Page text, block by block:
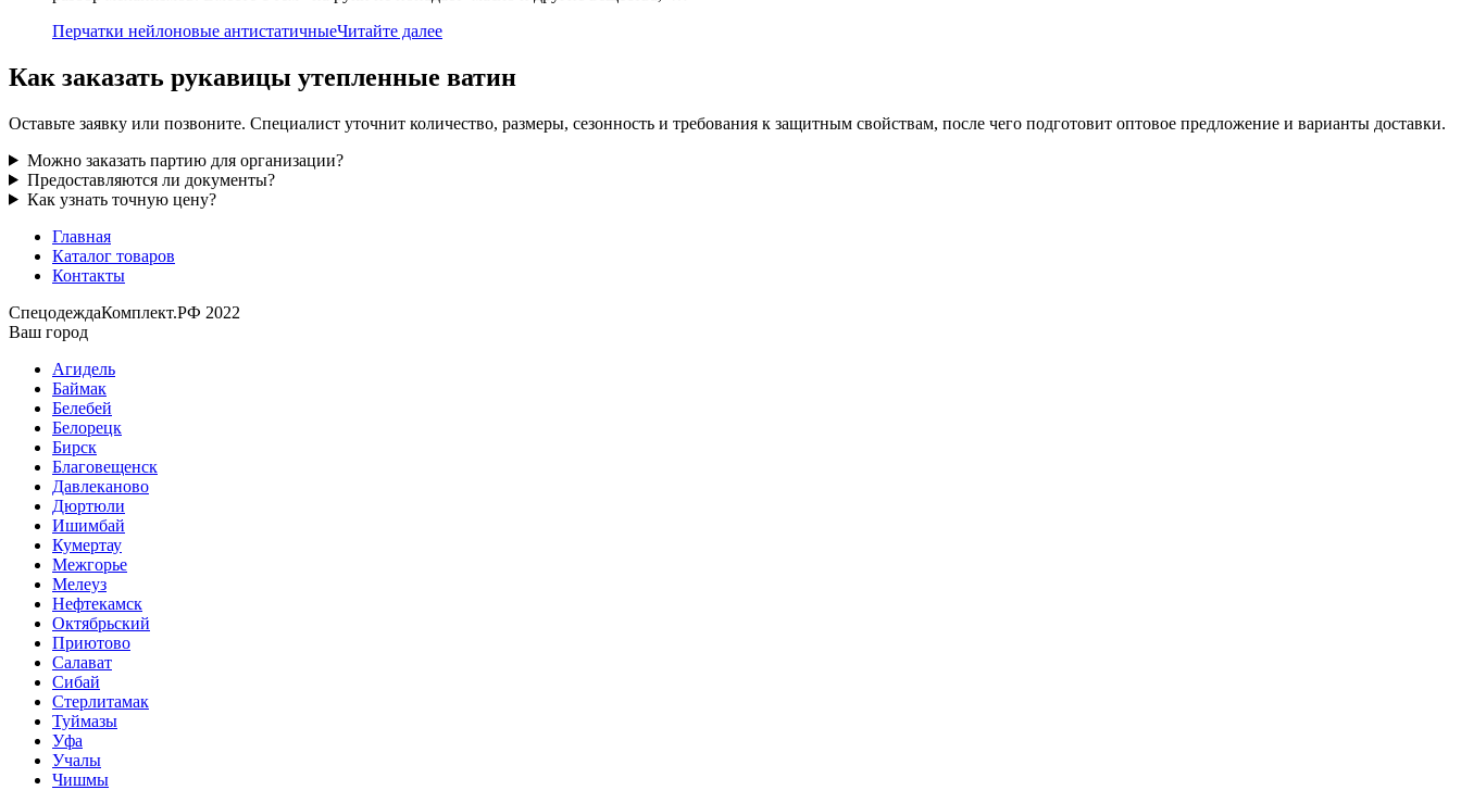
Перчатки нейлоновые антистатичныеЧитайте далее
Как заказать рукавицы утепленные ватин
Оставьте заявку или позвоните. Специалист уточнит количество, размеры, сезонность и требования к защитным свойствам, после чего подготовит оптовое предложение и варианты доставки.
Можно заказать партию для организации?
Предоставляются ли документы?
Как узнать точную цену?
Главная
Каталог товаров
Контакты
СпецодеждаКомплект.РФ 2022
Ваш город
Агидель
Баймак
Белебей
Белорецк
Бирск
Благовещенск
Давлеканово
Дюртюли
Ишимбай
Кумертау
Межгорье
Мелеуз
Нефтекамск
Октябрьский
Приютово
Салават
Сибай
Стерлитамак
Туймазы
Уфа
Учалы
Чишмы